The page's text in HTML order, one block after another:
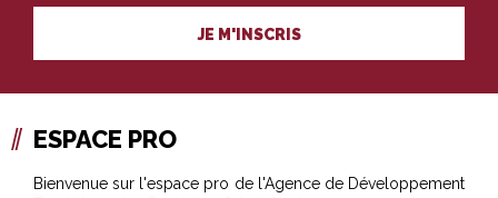
PROFESSIONNELS DU TOURISME
JE M'INSCRIS
ESPACE PRO
Bienvenue sur l'espace pro de l'Agence de Développement